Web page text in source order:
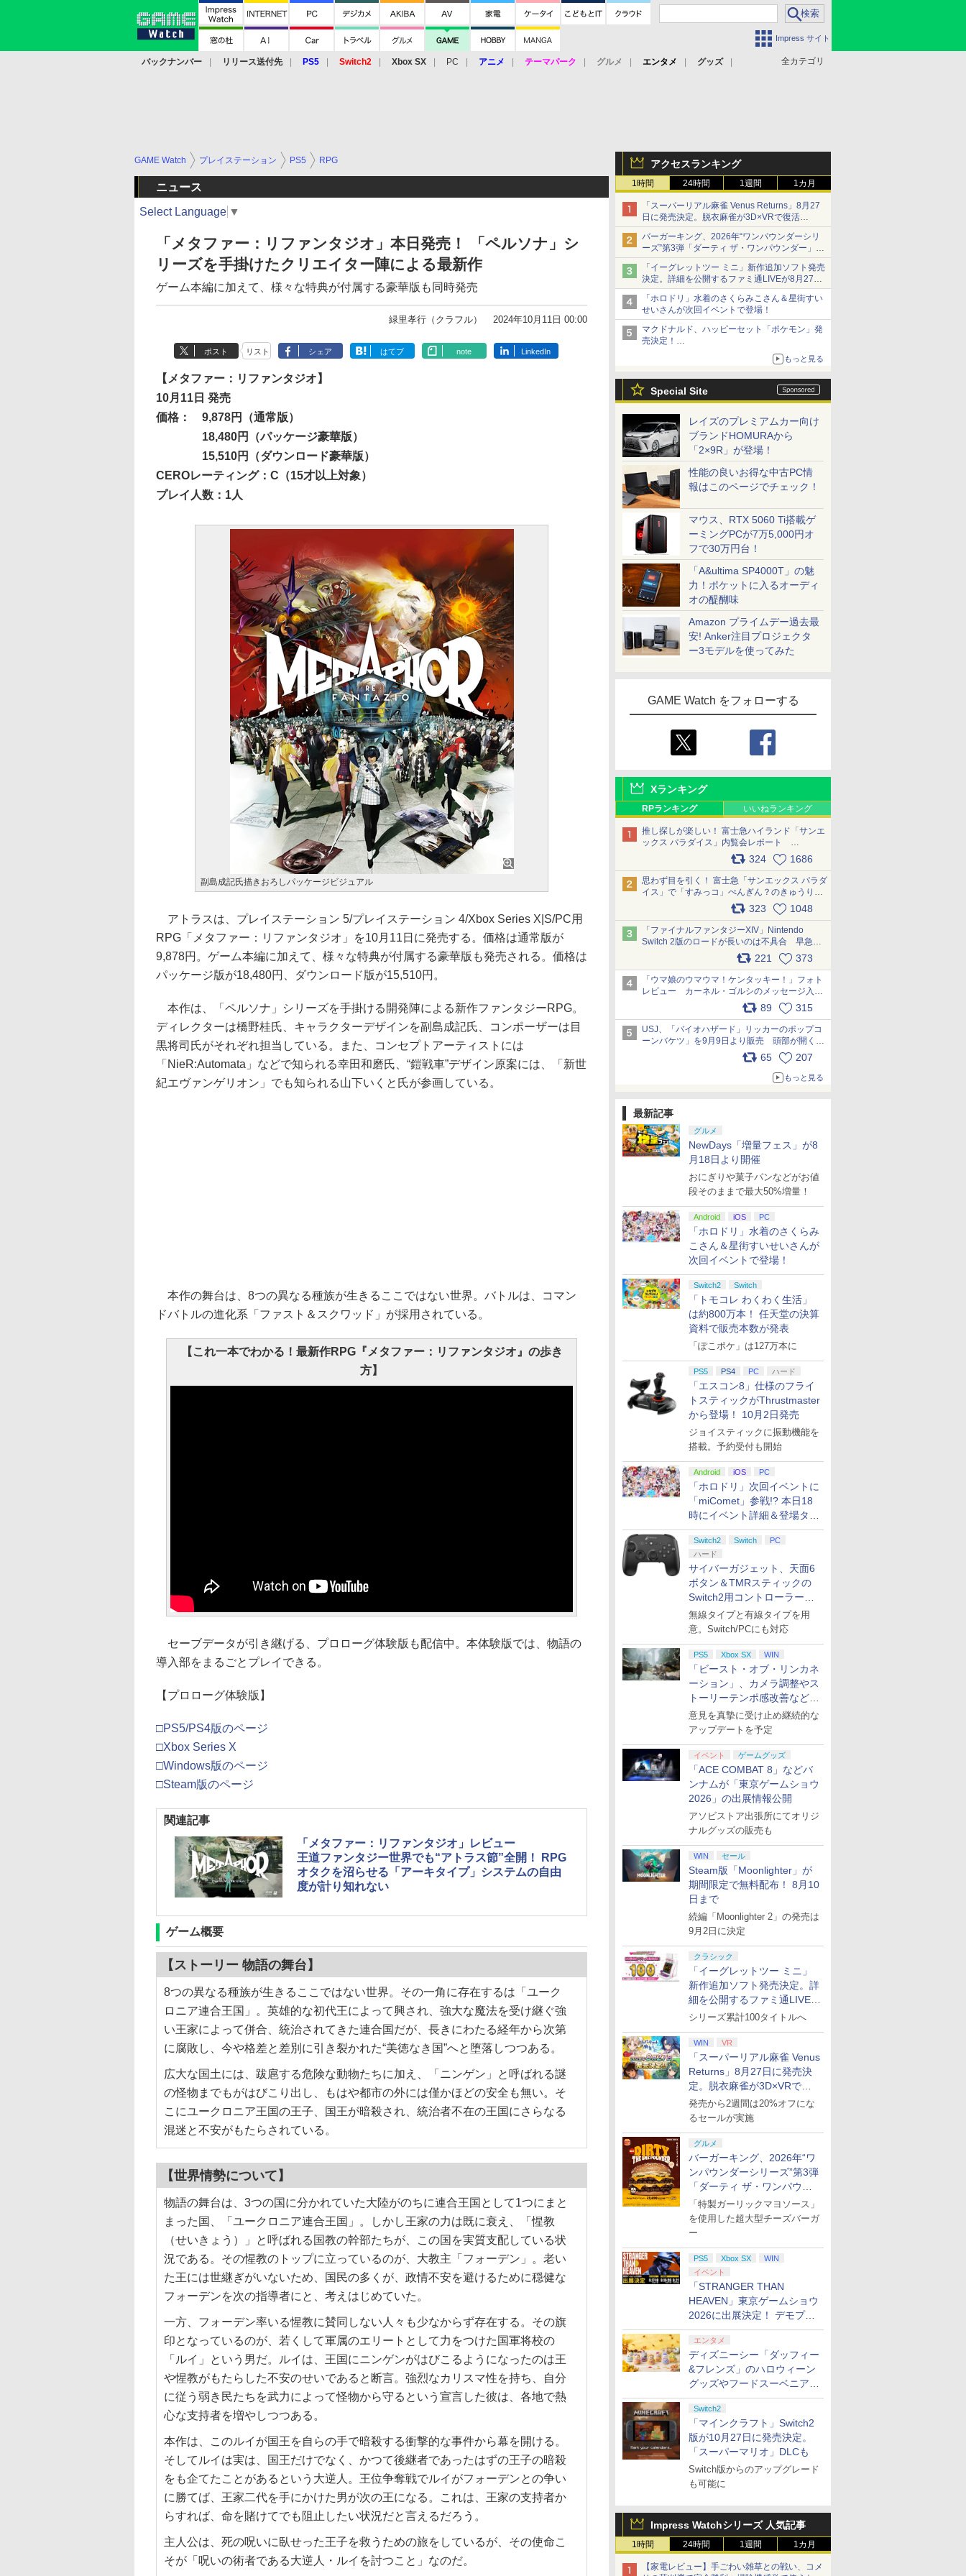
Impress サイト
全カテゴリ
バックナンバー リリース送付先 PS5 Switch2 Xbox SX PC アニメ テーマパーク グルメ エンタメ
グッズ
アクセスランキング
1時間 24時間 1週間 1カ月
「スーパーリアル麻雀 Venus Returns」8月27
日に発売決定。脱衣麻雀が3D×VRで復活
発売から2週間は20%オフになるセールが実施
バーガーキング、2026年“ワンパウンダーシリ
ーズ”第3弾「ダーティ ザ・ワンパウンダー」を
8月7日発売
「特製ガーリックマヨソース」を使用した超大
型チーズバーガー
「イーグレットツー ミニ」新作追加ソフト発売
決定。詳細を公開するファミ通LIVEが8月27日
20時から配信
シリーズ累計100タイトルへ
「ホロドリ」水着のさくらみこさん＆星街すい
せいさんが次回イベントで登場！
マクドナルド、ハッピーセット「ポケモン」発
売決定！
ポケモン30周年記念で30匹が大集合
もっと見る
Special Site
レイズのプレミアムカー向け
ブランドHOMURAから
「2×9R」が登場！
性能の良いお得な中古PC情
報はこのページでチェック！
マウス、RTX 5060 Ti搭載ゲ
ーミングPCが7万5,000円オ
フで30万円台！
「A&ultima SP4000T」の魅
力！ポケットに入るオーディ
オの醍醐味
Amazon プライムデー過去最
安! Anker注目プロジェクタ
ー3モデルを使ってみた
GAME Watch をフォローする
Xランキング
RPランキング いいねランキング
推し探しが楽しい！ 富士急ハイランド「サンエ
ックス パラダイス」内覧会レポート
324 1686
思わず目を引く！ 富士急「サンエックス パラダ
イス」で「すみっコ」ぺんぎん？のきゅうりド
ッグを食べてみた イラストそのままのメニュ
ー化に挑戦。これが意外にもおいしい
pic.x.com/Kgl04hZaeg
323 1048
「ファイナルファンタジーXIV」Nintendo
Switch 2版のロードが長いのは不具合 早急に
アップデートできるよう対応中221 373
「ウマ娘のウマウマ！ケンタッキー！」フォト
レビュー カーネル・ゴルシのメッセージ入り
パッケージや描き下ろしトレカなどが登場
89 315
USJ、「バイオハザード」リッカーのポップコ
ーンバケツ」を9月9日より販売 頭部が開く仕
組み。味は恐怖を堪のう「味噌フレーバー」
65 207
もっと見る
最新記事
グルメ
NewDays「増量フェス」が8
月18日より開催
おにぎりや菓子パンなどがお値
段そのままで最大50%増量！
Android iOS PC
「ホロドリ」水着のさくらみ
こさん＆星街すいせいさんが
次回イベントで登場！
Switch2 Switch
「トモコレ わくわく生活」
は約800万本！ 任天堂の決算
資料で販売本数が発表
「ぽこポケ」は127万本に
PS5 PS4 PC ハード
「エスコン8」仕様のフライ
トスティックがThrustmaster
から登場！ 10月2日発売
ジョイスティックに振動機能を
搭載。予約受付も開始
Android iOS PC
「ホロドリ」次回イベントに
「miComet」参戦!? 本日18
時にイベント詳細＆登場タレ
ント公開
Switch2 Switch
PC
ハード
サイバーガジェット、天面6
ボタン＆TMRスティックの
Switch2用コントローラーを9
月下旬発売！
無線タイプと有線タイプを用
意。Switch/PCにも対応
PS5 Xbox SX WIN
「ビースト・オブ・リンカネ
ーション」、カメラ調整やス
トーリーテンポ感改善などの
アプデを1週間以内に実施
意見を真摯に受け止め継続的な
アップデートを予定
イベント ゲームグッズ
「ACE COMBAT 8」などバ
ンナムが「東京ゲームショウ
2026」の出展情報公開
アソビストア出張所にてオリジ
ナルグッズの販売も
WIN セール
Steam版「Moonlighter」が
期間限定で無料配布！ 8月10
日まで
続編「Moonlighter 2」の発売は
9月2日に決定
クラシック
「イーグレットツー ミニ」
新作追加ソフト発売決定。詳
細を公開するファミ通LIVEが
8月27日20時から配信
シリーズ累計100タイトルへ
WIN VR
「スーパーリアル麻雀 Venus
Returns」8月27日に発売決
定。脱衣麻雀が3D×VRで復
活
発売から2週間は20%オフにな
るセールが実施
グルメ
バーガーキング、2026年“ワ
ンパウンダーシリーズ”第3弾
「ダーティ ザ・ワンパウン
ダー」を8月7日発売
「特製ガーリックマヨソース」
を使用した超大型チーズバーガ
ー
PS5 Xbox SX
WIN
イベント
「STRANGER THAN
HEAVEN」東京ゲームショウ
2026に出展決定！ デモプレ
イや体験型展示も
エンタメ
ディズニーシー「ダッフィー
&フレンズ」のハロウィーン
グッズやフードスーベニアが
8月25日より発売
Switch2
「マインクラフト」Switch2
版が10月27日に発売決定。
「スーパーマリオ」DLCも
Switch版からのアップグレード
も可能に
Impress Watchシリーズ 人気記事
1時間 24時間 1週間 1カ月
【家電レビュー】手ごわい雑草との戦い、コメ
GAME Watch プレイステーション PS5 RPG
ニュース
Select Language ▼
「メタファー：リファンタジオ」本日発売！ 「ペルソナ」シ
リーズを手掛けたクリエイター陣による最新作
ゲーム本編に加えて、様々な特典が付属する豪華版も同時発売
緑里孝行（クラフル） 2024年10月11日 00:00
ポスト リスト シェア はてブ note LinkedIn
【メタファー：リファンタジオ】
10月11日 発売
価格：
9,878円（通常版）
18,480円（パッケージ豪華版）
15,510円（ダウンロード豪華版）
CEROレーティング：C（15才以上対象）
プレイ人数：1人
副島成記氏描きおろしパッケージビジュアル
アトラスは、プレイステーション 5/プレイステーション 4/Xbox Series X|S/PC用
RPG「メタファー：リファンタジオ」を10月11日に発売する。価格は通常版が
9,878円。ゲーム本編に加えて、様々な特典が付属する豪華版も発売される。価格は
パッケージ版が18,480円、ダウンロード版が15,510円。
本作は、「ペルソナ」シリーズを手掛ける開発陣による新作ファンタジーRPG。
ディレクターは橋野桂氏、キャラクターデザインを副島成記氏、コンポーザーは目
黒将司氏がそれぞれ担当している。また、コンセプトアーティストには
「NieR:Automata」などで知られる幸田和磨氏、“鎧戦車”デザイン原案には、「新世
紀エヴァンゲリオン」でも知られる山下いくと氏が参画している。
本作の舞台は、8つの異なる種族が生きるここではない世界。バトルは、コマン
ドバトルの進化系「ファスト＆スクワッド」が採用されている。
【これ一本でわかる！最新作RPG『メタファー：リファンタジオ』の歩き
方】
セーブデータが引き継げる、プロローグ体験版も配信中。本体験版では、物語の
導入部をまるごとプレイできる。
【プロローグ体験版】
□PS5/PS4版のページ
□Xbox Series X
□Windows版のページ
□Steam版のページ
関連記事
「メタファー：リファンタジオ」レビュー
王道ファンタジー世界でも“アトラス節”全開！ RPG
オタクを沼らせる「アーキタイプ」システムの自由
度が計り知れない
ゲーム概要
【ストーリー 物語の舞台】
8つの異なる種族が生きるここではない世界。その一角に存在するは「ユーク
ロニア連合王国」。英雄的な初代王によって興され、強大な魔法を受け継ぐ強
い王家によって併合、統治されてきた連合国だが、長きにわたる経年から次第
に腐敗し、今や格差と差別に引き裂かれた“美徳なき国”へと堕落しつつある。
広大な国土には、跋扈する危険な動物たちに加え、「ニンゲン」と呼ばれる謎
の怪物までもがはびこり出し、もはや都市の外には僅かほどの安全も無い。そ
こにユークロニア王国の王子、国王が暗殺され、統治者不在の王国にさらなる
混迷と不安がもたらされている。
【世界情勢について】
物語の舞台は、3つの国に分かれていた大陸がのちに連合王国として1つにまと
まった国、「ユークロニア連合王国」。しかし王家の力は既に衰え、「惺教
（せいきょう）」と呼ばれる国教の幹部たちが、この国を実質支配している状
況である。その惺教のトップに立っているのが、大教主「フォーデン」。老い
た王には世継ぎがいないため、国民の多くが、政情不安を避けるために穏健な
フォーデンを次の指導者にと、考えはじめていた。
一方、フォーデン率いる惺教に賛同しない人々も少なからず存在する。その旗
印となっているのが、若くして軍属のエリートとして力をつけた国軍将校の
「ルイ」という男だ。ルイは、王国にニンゲンがはびこるようになったのは王
や惺教がもたらした不安のせいであると断言。強烈なカリスマ性を持ち、自分
に従う弱き民たちを武力によって怪物から守るという宣言した彼は、各地で熱
心な支持者を増やしつつある。
本作は、このルイが国王を自らの手で暗殺する衝撃的な事件から幕を開ける。
そしてルイは実は、国王だけでなく、かつて後継者であったはずの王子の暗殺
をも企てたことがあるという大逆人。王位争奪戦でルイがフォーデンとの争い
に勝てば、王家二代を手にかけた男が次の王になる。これは、王家の支持者か
らすれば、命を賭けてでも阻止したい状況だと言えるだろう。
主人公は、死の呪いに臥せった王子を救うための旅をしているが、その使命こ
そが「呪いの術者である大逆人・ルイを討つこと」なのだ。